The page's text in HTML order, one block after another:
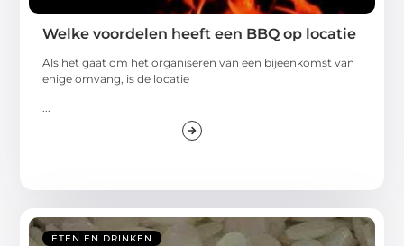
Welke voordelen heeft een BBQ op locatie
Als het gaat om het organiseren van een bijeenkomst van
enige omvang, is de locatie
...
ETEN EN DRINKEN